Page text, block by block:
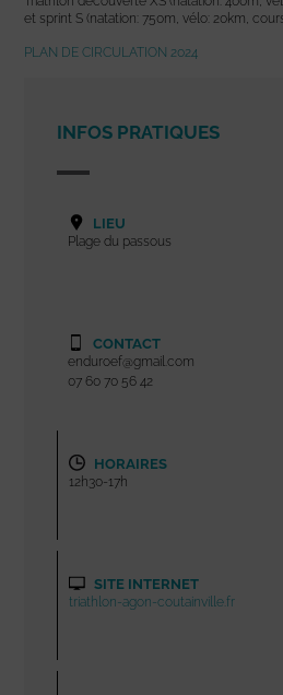
et sprint S (natation: 750m, vélo: 20km,
PLAN DE CIRCULATION 2024
INFOS PRATIQUES
LIEU
Plage du passous
CONTACT
enduroef@gmail.com
07 60 70 56 42
HORAIRES
12h30-17h
SITE INTERNET
triathlon-agon-coutainville.fr